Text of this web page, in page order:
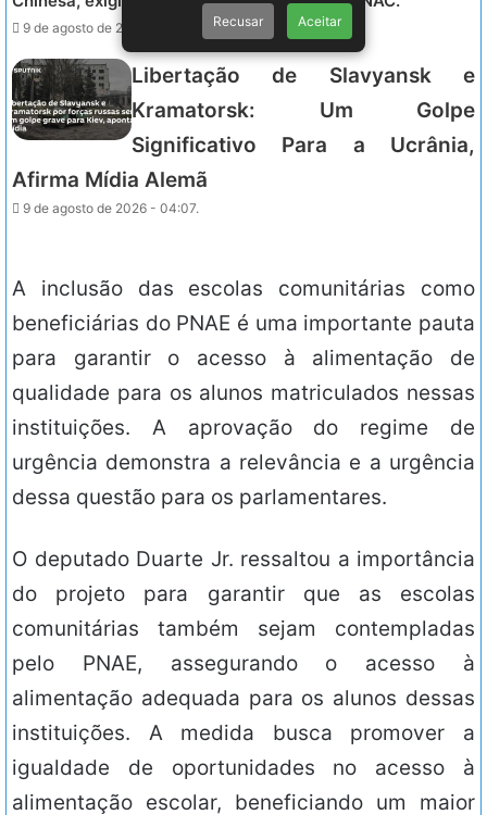
9 de agosto de 2026 - 04:07.
Libertação de Slavyansk e
Kramatorsk: Um Golpe
Significativo Para a Ucrânia,
Afirma Mídia Alemã
9 de agosto de 2026 - 04:07.
A inclusão das escolas comunitárias como
beneficiárias do PNAE é uma importante pauta
para garantir o acesso à alimentação de
qualidade para os alunos matriculados nessas
instituições. A aprovação do regime de
urgência demonstra a relevância e a urgência
dessa questão para os parlamentares.
O deputado Duarte Jr. ressaltou a importância
do projeto para garantir que as escolas
comunitárias também sejam contempladas
pelo PNAE, assegurando o acesso à
alimentação adequada para os alunos dessas
instituições. A medida busca promover a
igualdade de oportunidades no acesso à
alimentação escolar, beneficiando um maior
Recusar Aceitar